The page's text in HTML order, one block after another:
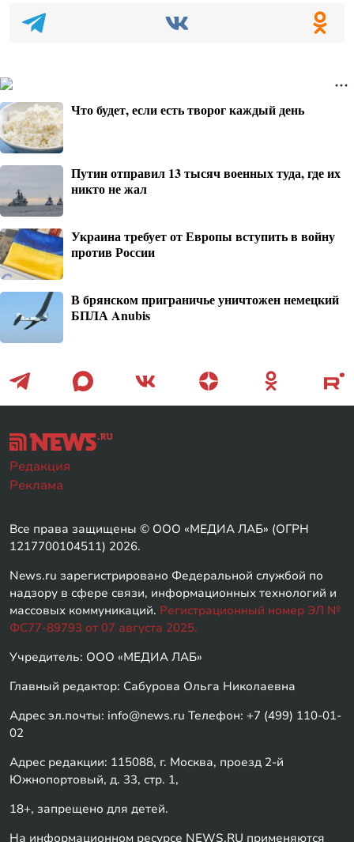
Что будет, если есть творог каждый день
Путин отправил 13 тысяч военных туда, где их
никто не жал
Украина требует от Европы вступить в войну
против России
В брянском приграничье уничтожен немецкий
БПЛА Anubis
Редакция
Реклама
Все права защищены © ООО «МЕДИА ЛАБ» (ОГРН
1217700104511) 2026.
News.ru зарегистрировано Федеральной службой по
надзору в сфере связи, информационных технологий и
массовых коммуникаций. Регистрационный номер ЭЛ №
ФС77-89793 от 07 августа 2025.
Учредитель: ООО «МЕДИА ЛАБ»
Главный редактор: Сабурова Ольга Николаевна
Адрес эл.почты: info@news.ru Телефон: +7 (499) 110-01-
02
Адрес редакции: 115088, г. Москва, проезд 2-й
Южнопортовый, д. 33, стр. 1,
18+, запрещено для детей.
На информационном ресурсе NEWS.RU применяются